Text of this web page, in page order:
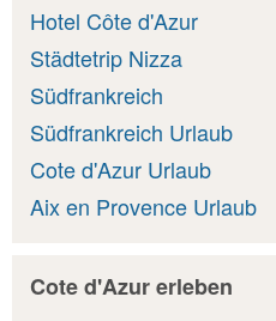
Hotel Côte d'Azur
Städtetrip Nizza
Südfrankreich
Südfrankreich Urlaub
Cote d'Azur Urlaub
Aix en Provence Urlaub
Cote d'Azur erleben